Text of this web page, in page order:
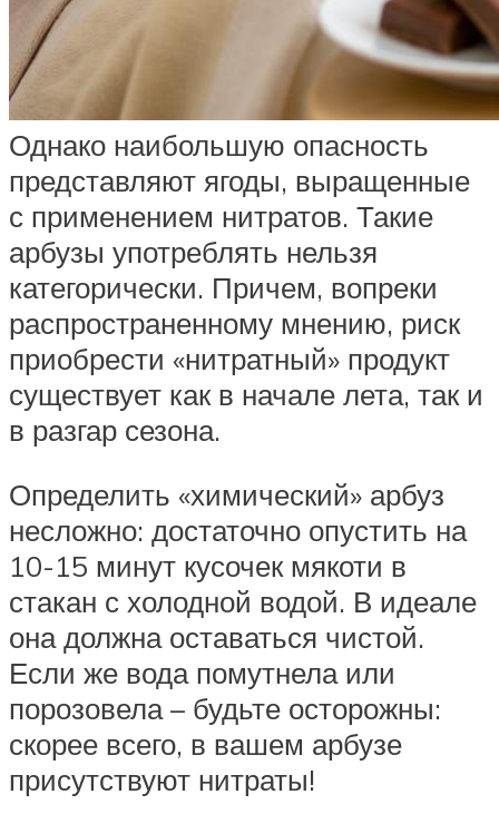
Однако наибольшую опасность
представляют ягоды, выращенные
с применением нитратов. Такие
арбузы употреблять нельзя
категорически. Причем, вопреки
распространенному мнению, риск
приобрести «нитратный» продукт
существует как в начале лета, так и
в разгар сезона.
Определить «химический» арбуз
несложно: достаточно опустить на
10-15 минут кусочек мякоти в
стакан с холодной водой. В идеале
она должна оставаться чистой.
Если же вода помутнела или
порозовела – будьте осторожны:
скорее всего, в вашем арбузе
присутствуют нитраты!